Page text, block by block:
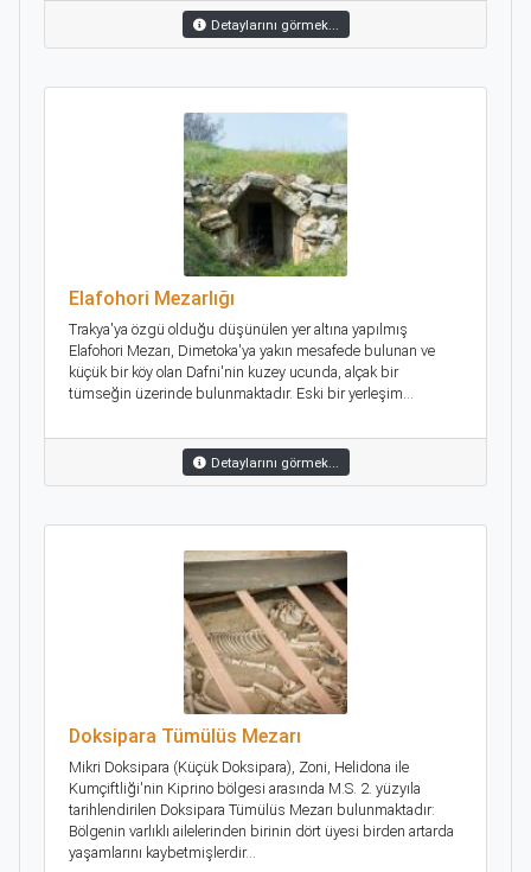
Detaylarını görmek...
Elafohori Mezarlığı
Trakya'ya özgü olduğu düşünülen yer altına yapılmış
Εlafohori Mezarı, Dimetoka'ya yakın mesafede bulunan ve
küçük bir köy olan Dafni'nin kuzey ucunda, alçak bir
tümseğin üzerinde bulunmaktadır. Eski bir yerleşim...
Detaylarını görmek...
Doksipara Tümülüs Mezarı
Mikri Doksipara (Küçük Doksipara), Zoni, Helidona ile
Kumçiftliği'nin Kiprino bölgesi arasında M.S. 2. yüzyıla
tarihlendirilen Doksipara Tümülüs Mezarı bulunmaktadır:
Bölgenin varlıklı ailelerinden birinin dört üyesi birden artarda
yaşamlarını kaybetmişlerdir...